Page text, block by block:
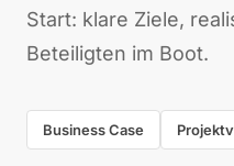
Start: klare Ziele,
Beteiligten im Boot.
Business Case